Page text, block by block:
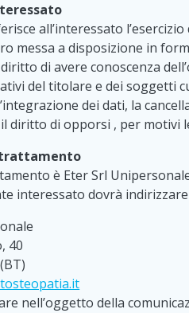
all’interessato
messa a disposizione in
di avere conoscenza
del titolare e dei soggetti
dei dati, la
il diritto di opporsi , per motivi
è Eter Srl
interessato dovrà
40
nell’oggetto della